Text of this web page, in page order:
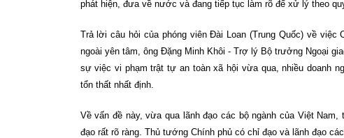
phát hiện, đưa về nước và đang tiếp tục làm rõ để xử lý theo
Trả lời câu hỏi của phóng viên Đài Loan (Trung Quốc) về
ngoài yên tâm, ông Đặng Minh Khôi - Trợ lý Bộ trưởng Ngoại
sự việc vi phạm trật tự an toàn xã hội vừa qua, nhiều doanh
tổn thất nhất định.
Về vấn đề này, vừa qua lãnh đạo các bộ ngành của Việt
đạo rất rõ ràng. Thủ tướng Chính phủ có chỉ đạo và lãnh đạo